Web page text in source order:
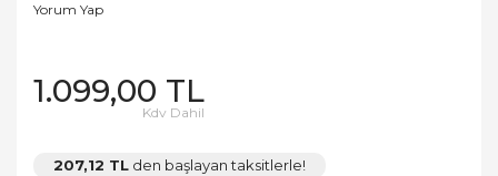
Yorum Yap
1.099,00 TL
Kdv Dahil
207,12 TL den başlayan taksitlerle!